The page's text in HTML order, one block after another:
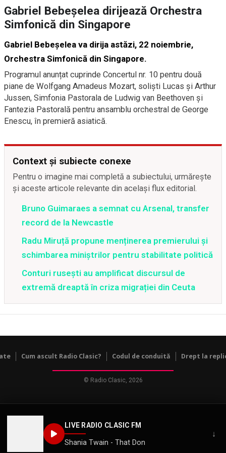
LIVE RADIO CLASIC FM
Shania Twain - That Don
↓
Gabriel Bebeșelea dirijează Orchestra
Simfonică din Singapore
Gabriel Bebeșelea va dirija astăzi, 22 noiembrie,
Orchestra Simfonică din Singapore.
Programul anunțat cuprinde Concertul nr. 10 pentru două
piane de Wolfgang Amadeus Mozart, soliști Lucas și Arthur
Jussen, Simfonia Pastorala de Ludwig van Beethoven și
Fantezia Pastorală pentru ansamblu orchestral de George
Enescu, în premieră asiatică.
Context și subiecte conexe
Pentru o imagine mai completă a subiectului, urmărește
și aceste articole relevante din același flux editorial.
Bruno Guimaraes a semnat cu Arsenal, transfer
record de la Newcastle
Radu Miruță propune menținerea premierului și
schimbarea miniștrilor pentru stabilitate politică
Conturi rusești au amplificat discursul de
extremă dreaptă în criza migrației din Ceuta
Cum ascult Radio Clasic? Codul de conduită Drept la
© Radio Clasic, 2026